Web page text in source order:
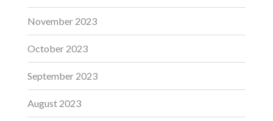
November 2023
October 2023
September 2023
August 2023